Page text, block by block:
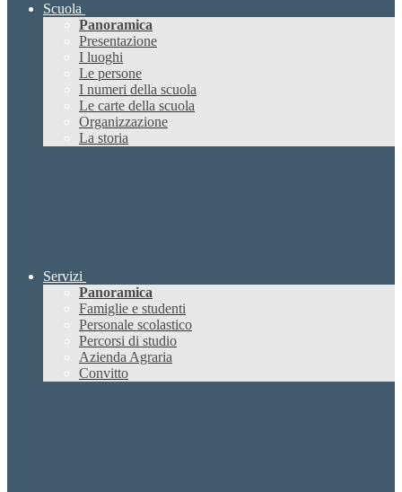
Scuola
Panoramica
Presentazione
I luoghi
Le persone
I numeri della scuola
Le carte della scuola
Organizzazione
La storia
Servizi
Panoramica
Famiglie e studenti
Personale scolastico
Percorsi di studio
Azienda Agraria
Convitto